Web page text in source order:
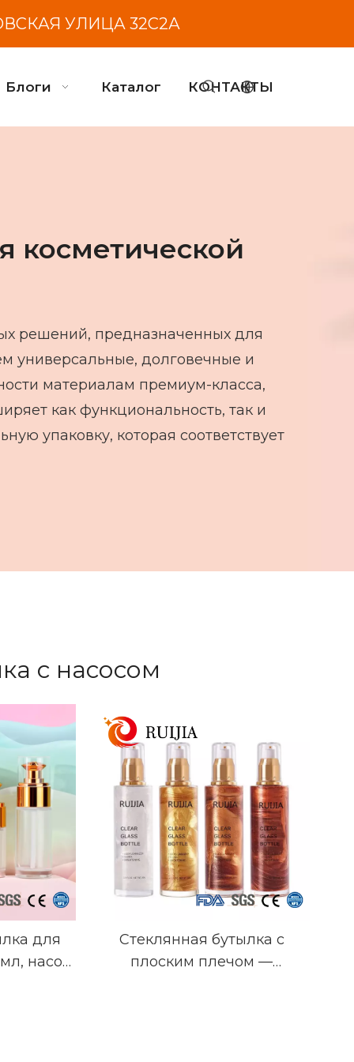
УЛИЦА 32С2А
Блоги Каталог КОНТАКТЫ
косметической
решений, предназначенных для
универсальные, долговечные и
материалам премиум-класса,
как функциональность, так и
упаковку, которая соответствует
с насосом
для
насос-
Стеклянная бутылка с
плоским плечом —